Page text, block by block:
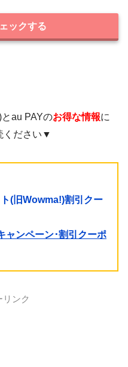
ックする
au PAYのお得な情報に
ください▼
(旧Wowma!)割引クー
ャンペーン･割引クーポ
リンク